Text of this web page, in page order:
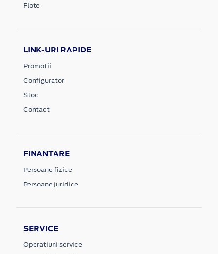
Flote
LINK-URI RAPIDE
Promotii
Configurator
Stoc
Contact
FINANTARE
Persoane fizice
Persoane juridice
SERVICE
Operatiuni service